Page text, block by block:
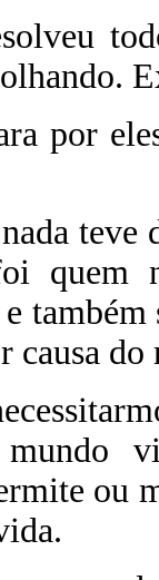
por
teve
foi
causa do
mundo
ou